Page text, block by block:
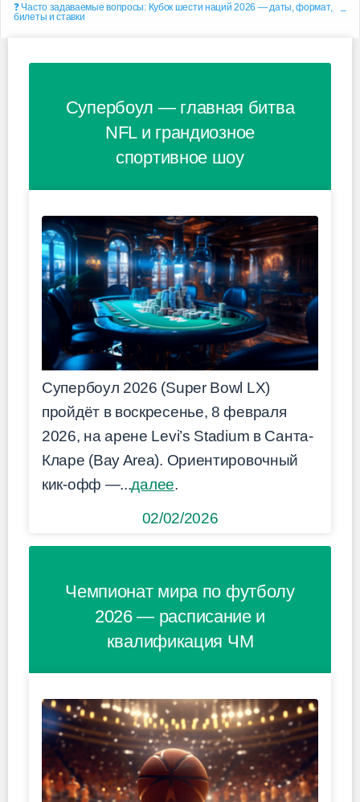
❓ Часто задаваемые вопросы: Кубок шести наций 2026 — даты, формат,
билеты и ставки
Супербоул — главная битва
NFL и грандиозное
спортивное шоу
Супербоул 2026 (Super Bowl LX)
пройдёт в воскресенье, 8 февраля
2026, на арене Levi’s Stadium в Санта-
Кларе (Bay Area). Ориентировочный
кик-офф —...далее.
02/02/2026
Чемпионат мира по футболу
2026 — расписание и
квалификация ЧМ